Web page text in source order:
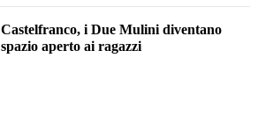
Castelfranco, i Due Mulini diventano
spazio aperto ai ragazzi